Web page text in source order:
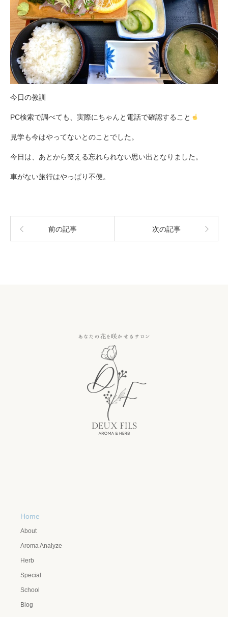
今日の教訓
PC検索で調べても、実際にちゃんと電話で確認すること
見学も今はやってないとのことでした。
今日は、あとから笑える忘れられない思い出となりました。
車がない旅行はやっぱり不便。
前の記事 次の記事
Home
About
Aroma Analyze
Herb
Special
School
Blog